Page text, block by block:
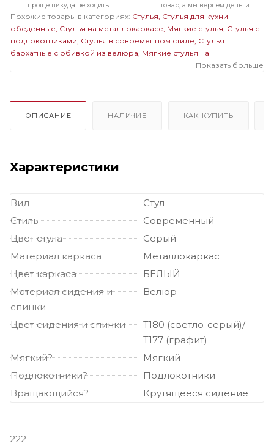
проще никуда не ходить.
товар, а мы вернем деньги.
Похожие товары в категориях: Стулья Стулья для кухни
обеденные Стулья на металлокаркасе Мягкие стулья Стулья с
подлокотниками Стулья в современном стиле Стулья
бархатные с обивкой из велюра Мягкие стулья на
Темные стулья на металлокаркасе Стулья
велюровые бархатные
подлокотниками
Темные стулья с подлокотниками Велюровые
Показать больше
ОПИСАНИЕ НАЛИЧИЕ КАК КУПИТЬ
Характеристики
Вид
Стул
Стиль
Современный
Цвет стула
Серый
Материал каркаса
Металлокаркас
Цвет каркаса
БЕЛЫЙ
Материал сидения и
спинки
Велюр
Цвет сидения и спинки
Т180 (светло-серый)/
Т177 (графит)
Мягкий?
Мягкий
Подлокотники?
Подлокотники
Вращающийся?
Крутящееся сидение
222